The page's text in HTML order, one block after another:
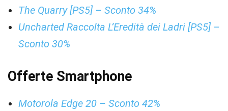
The Quarry [PS5] – Sconto 34%
Uncharted Raccolta L’Eredità dei Ladri [PS5] –
Sconto 30%
Offerte Smartphone
Motorola Edge 20 – Sconto 42%